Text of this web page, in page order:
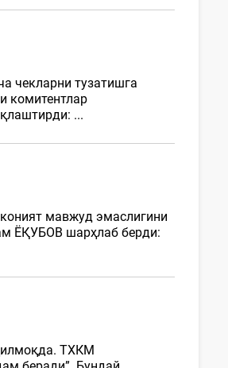
чекларни тузатишга
комитентлар
...
мавжуд эмаслигини
ЁҚУБОВ шарҳлаб берди:
ТХКМ